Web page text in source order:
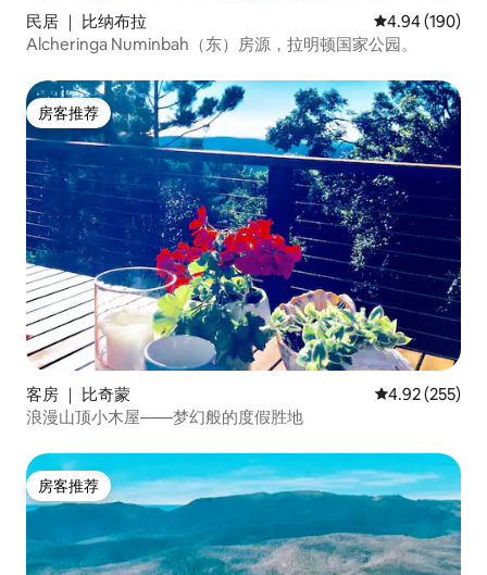
民居 ｜ 比纳布拉 平均评分 4.94
4.94 (190)
Alcheringa Numinbah（东）房源，拉明顿国家公园。
房客推荐
房客推荐
客房 ｜ 比奇蒙 平均评分 4.92
4.92 (255)
浪漫山顶小木屋——梦幻般的度假胜地
房客推荐
房客推荐